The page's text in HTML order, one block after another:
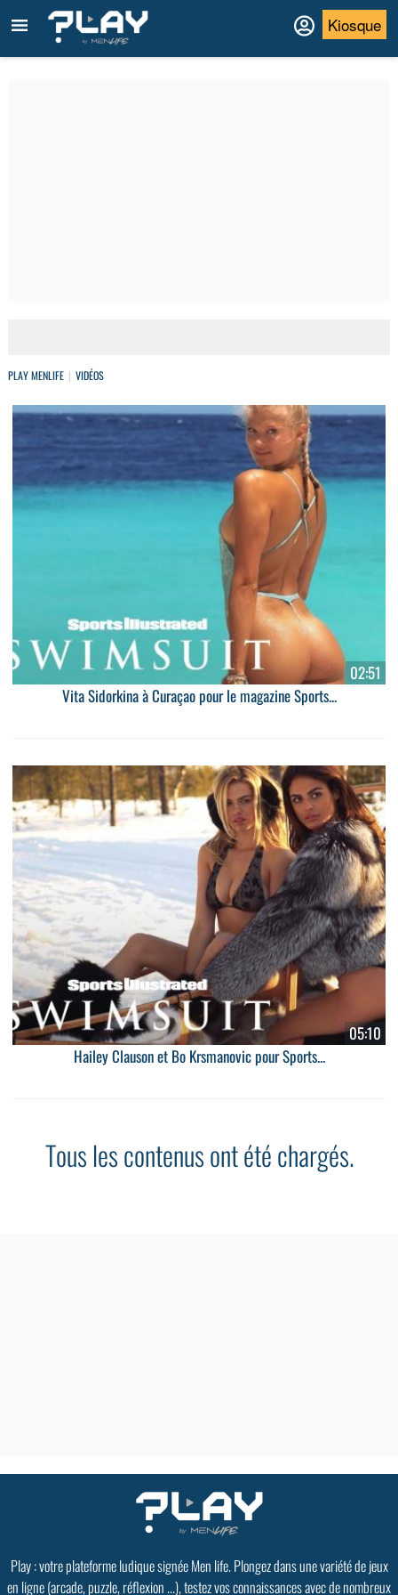
Kiosque
PLAY MENLIFE VIDÉOS
02:51
Vita Sidorkina à Curaçao pour le magazine Sports...
05:10
Hailey Clauson et Bo Krsmanovic pour Sports...
Tous les contenus ont été chargés.
Play : votre plateforme ludique signée Men life. Plongez dans une variété de jeux
en ligne (arcade, puzzle, réflexion ...), testez vos connaissances avec de nombreux